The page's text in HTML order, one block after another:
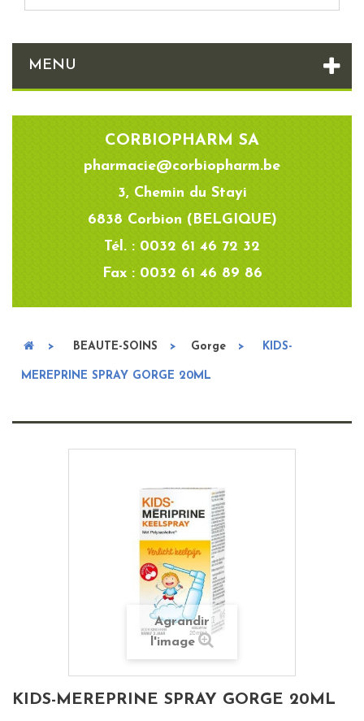
MENU
CORBIOPHARM SA
pharmacie@corbiopharm.be
3, Chemin du Stayi
6838 Corbion (BELGIQUE)
Tél. : 0032 61 46 72 32
Fax : 0032 61 46 89 86
> BEAUTE-SOINS > Gorge > KIDS-
MEREPRINE SPRAY GORGE 20ML
Agrandir
l'image
KIDS-MEREPRINE SPRAY GORGE 20ML